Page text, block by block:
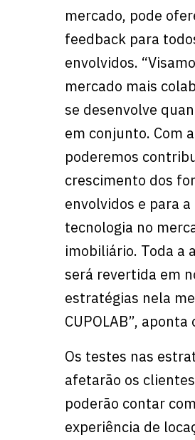
mercado, pode
feedback para
envolvidos.
mercado mais
se desenvolve
em conjunto. Com
poderemos
crescimento dos
envolvidos e para
tecnologia no
imobiliário. Toda a
será revertida em
estratégias nela
CUPOLAB”, aponta
Os testes nas
afetarão os
poderão contar
experiência de